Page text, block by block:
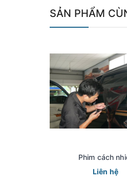
SẢN PHẨM
Phim cách
Liên hệ